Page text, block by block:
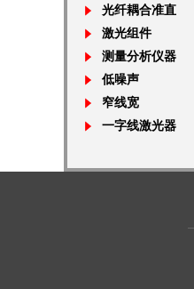
激光组件
测量分析仪器
低噪声
窄线宽
一字线激光器
光纤耦合准直